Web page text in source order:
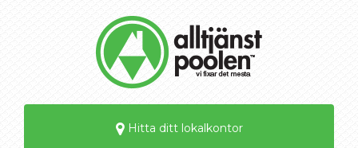
Hitta ditt lokalkontor